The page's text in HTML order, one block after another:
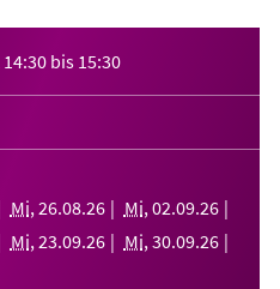
14:30 bis 15:30
Mi, 26.08.26 Mi, 02.09.26
Mi, 23.09.26 Mi, 30.09.26